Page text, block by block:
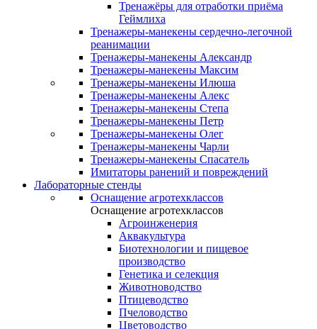
Тренажёры для отработки приёма
Геймлиха
Тренажеры-манекены сердечно-легочной
реанимации
Тренажеры-манекены Александр
Тренажеры-манекены Максим
Тренажеры-манекены Илюша
Тренажеры-манекены Алекс
Тренажеры-манекены Степа
Тренажеры-манекены Петр
Тренажеры-манекены Олег
Тренажеры-манекены Чарли
Тренажеры-манекены Спасатель
Имитаторы ранений и повреждений
Лабораторные стенды
Оснащение агротехклассов
Оснащение агротехклассов
Агроинженерия
Аквакультура
Биотехнологии и пищевое
производство
Генетика и селекция
Животноводство
Птицеводство
Пчеловодство
Цветоводство